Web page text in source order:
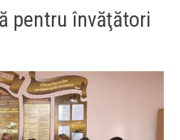
pentru învăţători